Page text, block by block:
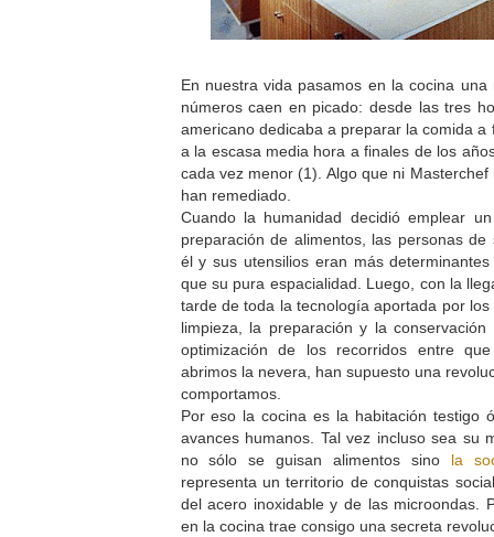
En nuestra vida pasamos en la cocina
números caen en picado: desde las tres
americano dedicaba a preparar la comida a
a la escasa media hora a finales de los
cada vez menor (1). Algo que ni
han remediado.
Cuando la humanidad decidió emplear
preparación de alimentos, las personas
él y sus utensilios eran más
que su pura espacialidad. Luego, con la
tarde de toda la tecnología aportada por los
limpieza, la preparación y la
optimización de los recorridos entre
abrimos la nevera, han supuesto una
comportamos.
Por eso la cocina es la habitación testigo
avances humanos. Tal vez incluso sea su
no sólo se guisan alimentos sino la
representa un territorio de conquistas
del acero inoxidable y de las microondas.
en la cocina trae consigo una secreta